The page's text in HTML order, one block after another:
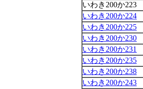
いわき200か223
いわき200か224
いわき200か225
いわき200か230
いわき200か231
いわき200か235
いわき200か238
いわき200か243